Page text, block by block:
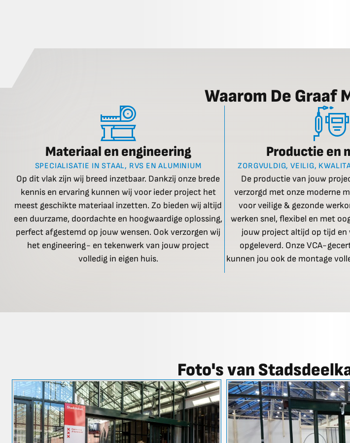
Waarom De Graaf
Materiaal en engineering
SPECIALISATIE IN STAAL, RVS EN ALUMINIUM
Op dit vlak zijn wij breed inzetbaar. Dankzij onze brede
kennis en ervaring kunnen wij voor ieder project het
meest geschikte materiaal inzetten. Zo bieden wij altijd
een duurzame, doordachte en hoogwaardige oplossing,
perfect afgestemd op jouw wensen. Ook verzorgen wij
het engineering- en tekenwerk van jouw project
volledig in eigen huis.
Productie en
ZORGVULDIG, VEILIG,
De productie van jouw
verzorgd met onze moderne
voor veilige & gezonde
werken snel, flexibel en met
jouw project altijd op tijd en
opgeleverd. Onze VCA-
kunnen jou ook de montage
Foto's van